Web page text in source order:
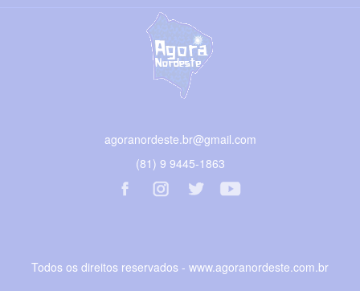
agoranordeste.br@gmail.com
(81) 9 9445-1863
Todos os direitos reservados - www.agoranordeste.com.br